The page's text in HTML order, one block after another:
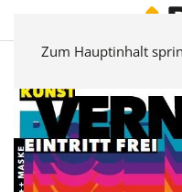
Zum Hauptinhalt